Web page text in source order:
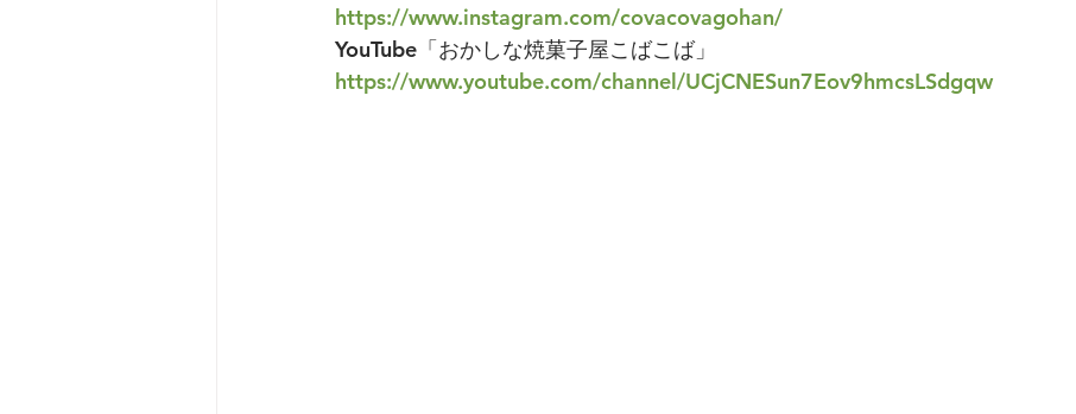
https://www.instagram.com/covacovagohan/
YouTube「おかしな焼菓子屋こばこば」
https://www.youtube.com/channel/UCjCNESun7Eov9hmcsLSdgqw